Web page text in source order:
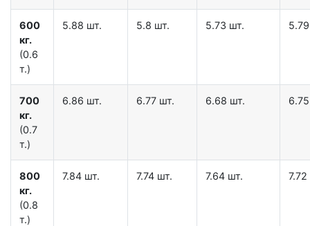
600
кг.
(0.6
т.)
5.88 шт. 5.8 шт. 5.73 шт.
700
кг.
(0.7
т.)
6.86 шт. 6.77 шт. 6.68 шт.
800
кг.
(0.8
т.)
7.84 шт. 7.74 шт. 7.64 шт.